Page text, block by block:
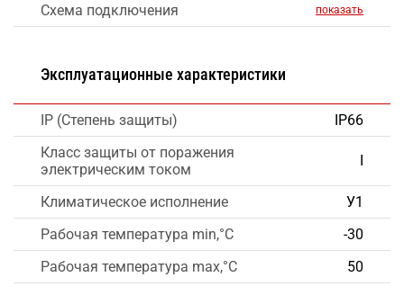
Схема подключения
показать
Эксплуатационные характеристики
IP (Степень защиты)
IP66
Класс защиты от поражения
электрическим током
Климатическое исполнение
У1
Рабочая температура min,°C
-30
Рабочая температура max,°C
50